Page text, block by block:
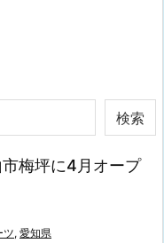
検索
梅坪に4月オープ
ツ, 愛知県